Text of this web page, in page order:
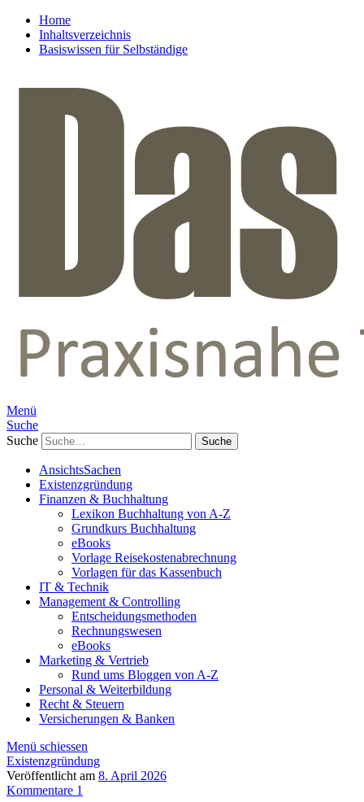
Home
Inhaltsverzeichnis
Basiswissen für Selbständige
Menü
Suche
Suche
AnsichtsSachen
Existenzgründung
Finanzen & Buchhaltung
Lexikon Buchhaltung von A-Z
Grundkurs Buchhaltung
eBooks
Vorlage Reisekostenabrechnung
Vorlagen für das Kassenbuch
IT & Technik
Management & Controlling
Entscheidungsmethoden
Rechnungswesen
eBooks
Marketing & Vertrieb
Rund ums Bloggen von A-Z
Personal & Weiterbildung
Recht & Steuern
Versicherungen & Banken
Menü schiessen
Existenzgründung
Veröffentlicht am 8. April 2026
Kommentare 1